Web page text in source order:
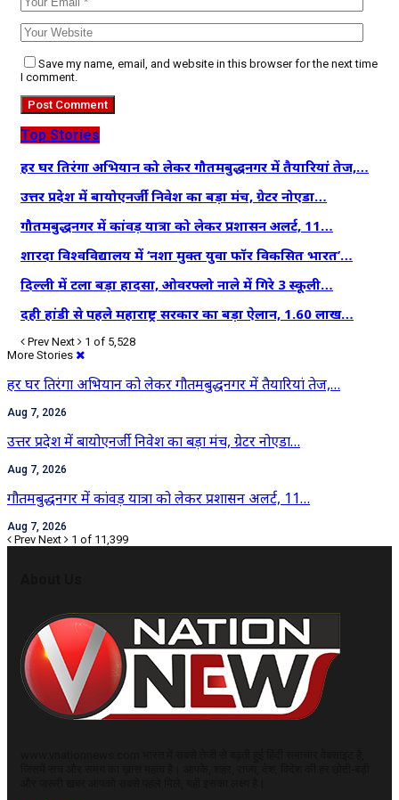
Save my name, email, and website in this browser for the next time
I comment.
Top Stories
हर घर तिरंगा अभियान को लेकर गौतमबुद्धनगर में तैयारियां तेज,…
उत्तर प्रदेश में बायोएनर्जी निवेश का बड़ा मंच, ग्रेटर नोएडा…
गौतमबुद्धनगर में कांवड़ यात्रा को लेकर प्रशासन अलर्ट, 11…
शारदा विश्वविद्यालय में ‘नशा मुक्त युवा फॉर विकसित भारत’…
दिल्ली में टला बड़ा हादसा, ओवरफ्लो नाले में गिरे 3 स्कूली…
दही हांडी से पहले महाराष्ट्र सरकार का बड़ा ऐलान, 1.60 लाख…
Prev Next
1 of 5,528
More Stories
हर घर तिरंगा अभियान को लेकर गौतमबुद्धनगर में तैयारियां तेज,…
Aug 7, 2026
उत्तर प्रदेश में बायोएनर्जी निवेश का बड़ा मंच, ग्रेटर नोएडा…
Aug 7, 2026
गौतमबुद्धनगर में कांवड़ यात्रा को लेकर प्रशासन अलर्ट, 11…
Aug 7, 2026
Prev Next 1 of 11,399